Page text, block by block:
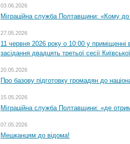
03.06.2026
Міграційна служба Полтавщини: «Кому до
27.05.2026
11 червня 2026 року о 10:00 у приміщенні
засідання двадцять третьої сесії
20.05.2026
Про базову підготовку громадян до
15.05.2026
Міграційна служба Полтавщини: «де
07.05.2026
Мешканцям до відома!